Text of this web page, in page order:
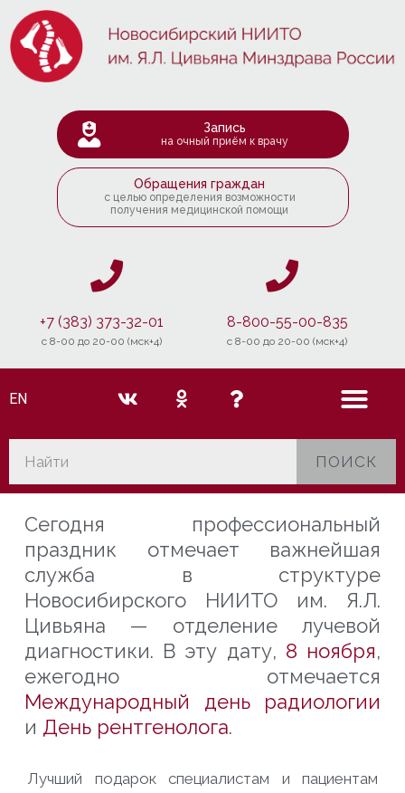
Запись
на очный приём к врачу
Обращения граждан
с целью определения возможности
получения медицинской помощи
+7 (383) 373-32-01
c 8-00 до 20-00 (мск+4)
8-800-55-00-835
c 8-00 до 20-00 (мск+4)
EN
ПОИСК
Сегодня профессиональный
праздник отмечает важнейшая
служба в структуре
Новосибирского НИИТО им. Я.Л.
Цивьяна — отделение лучевой
диагностики. В эту дату, 8 ноября,
ежегодно отмечается
Международный день радиологии
и День рентгенолога.
Лучший подарок специалистам и пациентам